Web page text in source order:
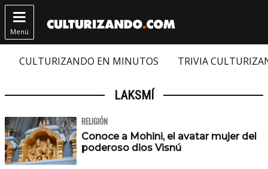

Menú
CULTURIZANDO EN MINUTOS TRIVIA
LAKSMÍ
RELIGIÓN
Conoce a Mohini, el avatar mujer del
poderoso dios Visnú